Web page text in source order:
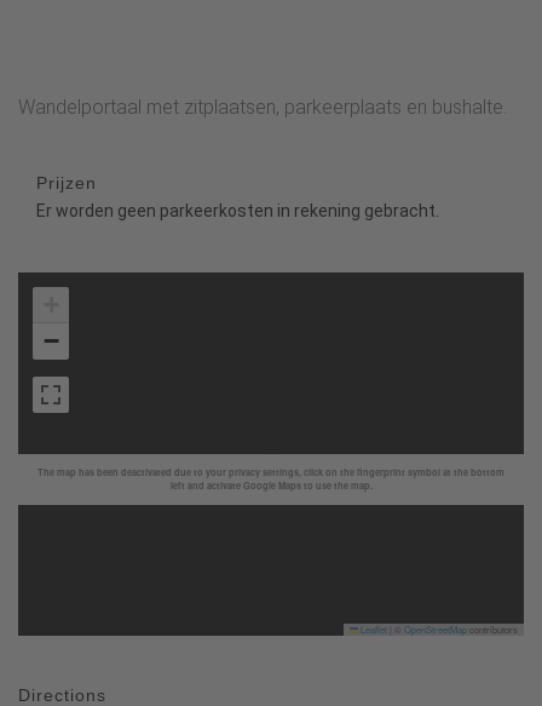
Wandelportaal met zitplaatsen, parkeerplaats en bushalte.
Prijzen
Er worden geen parkeerkosten in rekening gebracht.
The map has been deactivated due to your privacy settings, click on the fingerprint symbol at the bottom
left and activate Google Maps to use the map.
−
Leaflet OpenStreetMapcontributors
Directions